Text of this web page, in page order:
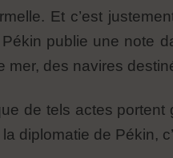
Et c’est
publie une note
mer, des navires
de tels actes
diplomatie de Pékin,